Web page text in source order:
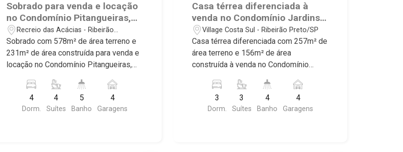
Sobrado para venda e locação
no Condomínio Pitangueiras,
próximo a Novo Shopping -
Bairro Recreio das Acácias,
Ribeirão Preto/SP.
Recreio das Acácias - Ribeirão
Preto/SP
Sobrado com 578m² de área terreno e
231m² de área construída para venda e
locação no Condomínio Pitangueiras,
Recreio das Acácias, Ribeirão Preto/SP.
Conheça as características deste
imóvel que a Martinelli Imobiliária
4
Dorm.
4
Suítes
5
Banho
4
Garagens
Casa térrea diferenciada à
venda no Condomínio Jardins
do Parque, próximo ao Jáu
Serve Supermercados -
Ribeirão Preto/SP.
Village Costa Sul - Ribeirão Preto/SP
Casa térrea diferenciada com 257m² de
área terreno e 156m² de área
construída à venda no Condomínio
Serve Supermercados - Bairro Village
Costa Sul, Ribeirão Preto/SP. Conheça
as características deste imóvel que a
3
Dorm.
3
Suítes
4
Banho
4
Garagens